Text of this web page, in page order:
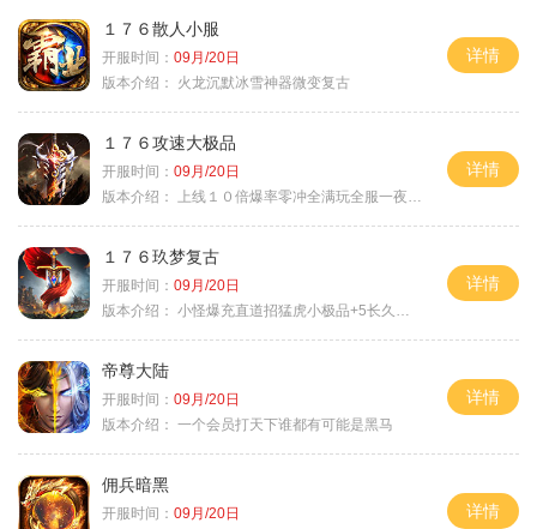
１７６散人小服
开服时间： 09月/20日
版本介绍：
火龙沉默冰雪神器微变复古
详情
１７６攻速大极品
开服时间： 09月/20日
版本介绍：
上线１０倍爆率零冲全满玩全服一夜终极
详情
１７６玖梦复古
开服时间： 09月/20日
版本介绍： 小怪爆充直道招猛虎小极品+5长久好玩
详情
帝尊大陆
开服时间： 09月/20日
版本介绍： 一个会员打天下谁都有可能是黑马
详情
佣兵暗黑
开服时间： 09月/20日
详情